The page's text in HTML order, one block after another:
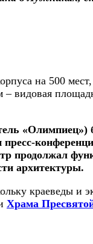
на 500
видовая
«Олимпиец»)
архитектуры.
краеведы и
Храма